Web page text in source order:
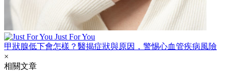
Just For You
甲狀腺低下會怎樣？醫揭症狀與原因，警惕心血管疾病風險
×
相關文章